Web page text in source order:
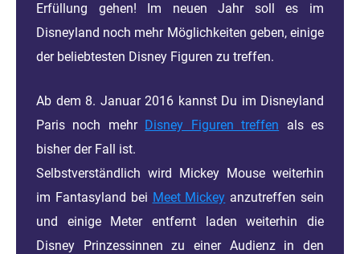
Erfüllung gehen! Im neuen Jahr soll es im
Disneyland noch mehr Möglichkeiten geben, einige
der beliebtesten Disney Figuren zu treffen.
Ab dem 8. Januar 2016 kannst Du im Disneyland
Paris noch mehr Disney Figuren treffen als es
bisher der Fall ist.
Selbstverständlich wird Mickey Mouse weiterhin
im Fantasyland bei Meet Mickey anzutreffen sein
und einige Meter entfernt laden weiterhin die
Disney Prinzessinnen zu einer Audienz in den